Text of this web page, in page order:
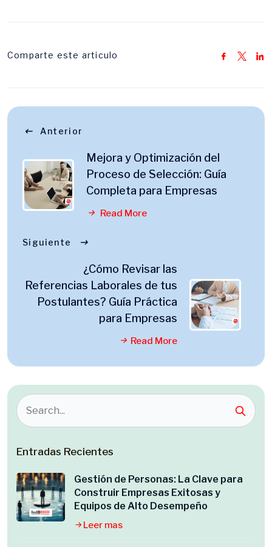
Comparte este articulo
Anterior
Mejora y Optimización del
Proceso de Selección: Guía
Completa para Empresas
Read More
Siguiente
¿Cómo Revisar las
Referencias Laborales de tus
Postulantes? Guía Práctica
para Empresas
Read More
Entradas Recientes
Gestión de Personas: La Clave para
Construir Empresas Exitosas y
Equipos de Alto Desempeño
Leer mas